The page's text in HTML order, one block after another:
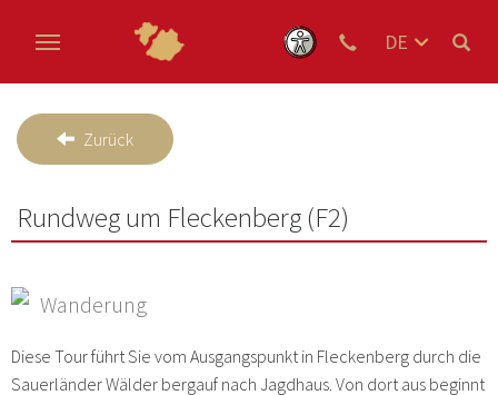
DE
Zurück
Rundweg um Fleckenberg (F2)
Wanderung
Diese Tour führt Sie vom Ausgangspunkt in Fleckenberg durch die
Sauerländer Wälder bergauf nach Jagdhaus. Von dort aus beginnt